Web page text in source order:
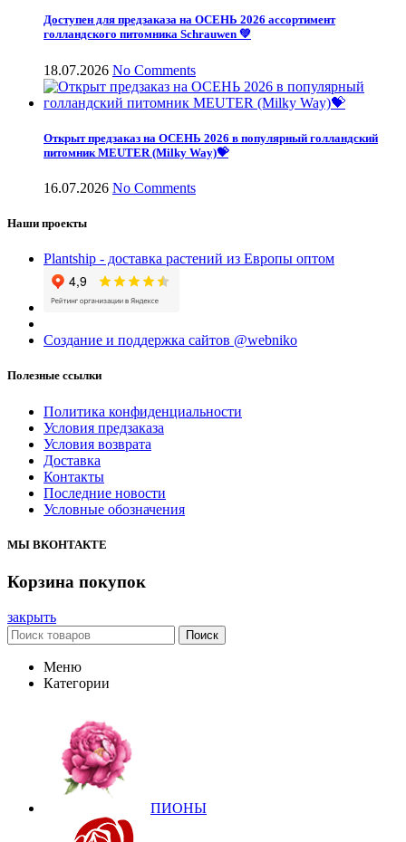
Доступен для предзаказа на ОСЕНЬ 2026 ассортимент
голландского питомника Schrauwen 💚
18.07.2026 No Comments
Открыт предзаказ на ОСЕНЬ 2026 в популярный голландский
питомник MEUTER (Milky Way)💝
16.07.2026 No Comments
Наши проекты
Plantship - доставка растений из Европы оптом
Создание и поддержка сайтов @webniko
Полезные ссылки
Политика конфиденциальности
Условия предзаказа
Условия возврата
Доставка
Контакты
Последние новости
Условные обозначения
МЫ ВКОНТАКТЕ
Корзина покупок
закрыть
Поиск
Меню
Категории
ПИОНЫ